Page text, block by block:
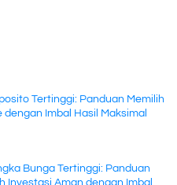
Tertinggi: Panduan Memilih
dengan Imbal Hasil Maksimal
Bunga Tertinggi: Panduan
Investasi Aman dengan Imbal